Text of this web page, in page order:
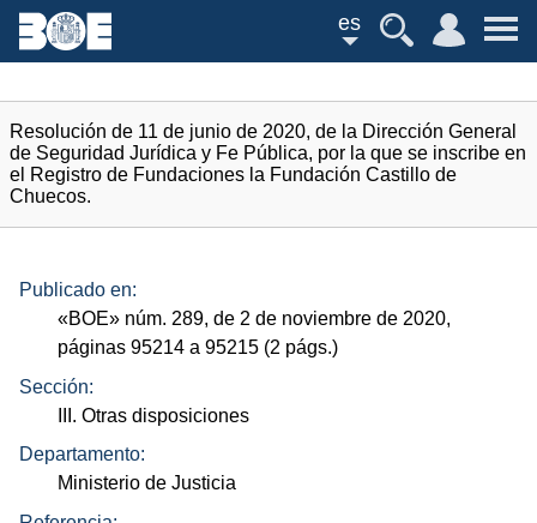
es
Resolución de 11 de junio de 2020, de la Dirección General
de Seguridad Jurídica y Fe Pública, por la que se inscribe en
el Registro de Fundaciones la Fundación Castillo de
Chuecos.
Publicado en:
«BOE» núm. 289, de 2 de noviembre de 2020,
páginas 95214 a 95215 (2 págs.)
Sección:
III. Otras disposiciones
Departamento:
Ministerio de Justicia